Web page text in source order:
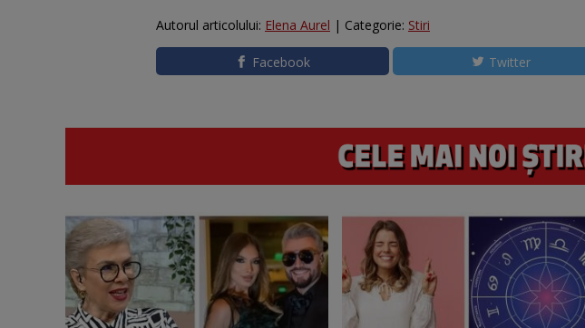
Autorul articolului: Elena Aurel | Categorie: Stiri
Facebook Twitter